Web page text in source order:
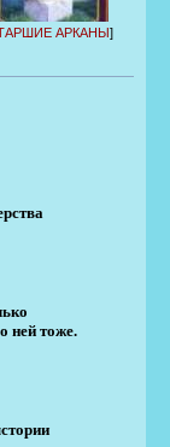
АРКАНЫ]
ней тоже.